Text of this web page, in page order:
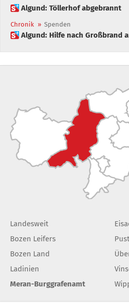
 Algund: Töllerhof abgebrannt
Chronik » Spenden
 Algund: Hilfe nach Großbrand
Landesweit
Bozen Leifers
Bozen Land
Ladinien
Meran-Burggrafenamt